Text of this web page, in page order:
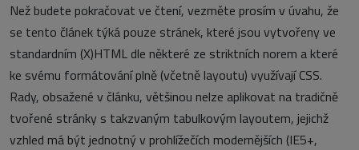
Než budete pokračovat ve čtení, vezměte prosím v úvahu, že
se tento článek týká pouze stránek, které jsou vytvořeny ve
standardním (X)HTML dle některé ze striktních norem a které
ke svému formátování plně (včetně layoutu) využívají CSS.
Rady, obsažené v článku, většinou nelze aplikovat na tradičně
tvořené stránky s takzvaným tabulkovým layoutem, jejichž
vzhled má být jednotný v prohlížečích modernějších (IE5+,